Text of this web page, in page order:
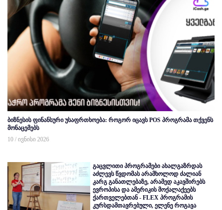
ბიზნესის ფინანსური უსაფრთხოება: როგორ იცავს POS პროგრამა თქვენს
მონაცემებს
10 / ივნისი 2026
გაცვლითი პროგრამები ახალგაზრდას
აძლევს წვდომას არამხოლოდ ძალიან
კარგ განათლებაზე, არამედ აკავშირებს
ევროპისა და ამერიკის მოქალაქეებს
ქართველებთან - FLEX პროგრამის
კურსდამთავრებული, ელენე როგავა